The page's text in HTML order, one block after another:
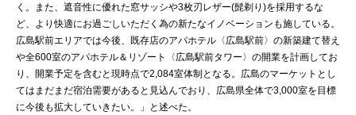
く。また、遮音性に優れた窓サッシや3枚刃レザー(髭剃り)を採用するな
ど、より快適にお過ごしいただく為の新たなイノベーションも施している。
広島駅前エリアでは今後、既存店のアパホテル〈広島駅前〉の新築建て替え
や全600室のアパホテル＆リゾート〈広島駅前タワー〉の開業を計画してお
り、開業予定を含むと現時点で2,084室体制となる。広島のマーケットとし
てはまだまだ宿泊需要があると見込んでおり、広島県全体で3,000室を目標
に今後も拡大していきたい。」と述べた。